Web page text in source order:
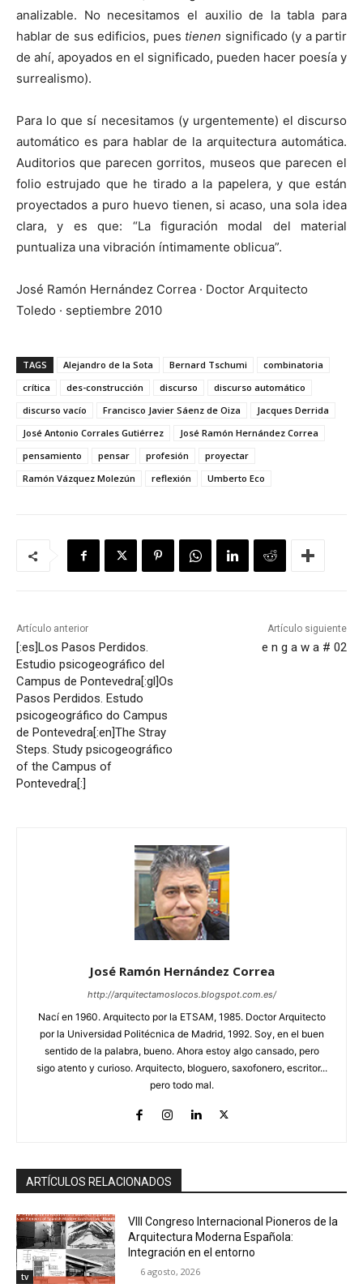
analizable. No necesitamos el auxilio de la tabla para
hablar de sus edificios, pues tienen significado (y a partir
de ahí, apoyados en el significado, pueden hacer poesía y
surrealismo).
Para lo que sí necesitamos (y urgentemente) el discurso
automático es para hablar de la arquitectura automática.
Auditorios que parecen gorritos, museos que parecen el
folio estrujado que he tirado a la papelera, y que están
proyectados a puro huevo tienen, si acaso, una sola idea
clara, y es que: “La figuración modal del material
puntualiza una vibración íntimamente oblicua”.
José Ramón Hernández Correa · Doctor Arquitecto
Toledo · septiembre 2010
TAGS Alejandro de la Sota Bernard Tschumi
combinatoria
crítica
des-construcción discurso
discurso automático
discurso vacío
Francisco Javier Sáenz de Oiza
Jacques Derrida
José Antonio Corrales Gutiérrez
José Ramón Hernández Correa
pensamiento
pensar profesión
proyectar
Ramón Vázquez Molezún
reflexión Umberto Eco
Artículo anterior
[:es]Los Pasos Perdidos.
Estudio psicogeográfico del
Campus de Pontevedra[:gl]Os
Pasos Perdidos. Estudo
psicogeográfico do Campus
de Pontevedra[:en]The Stray
Steps. Study psicogeográfico
of the Campus of
Pontevedra[:]
Artículo siguiente
e n g a w a # 02
José Ramón Hernández Correa
http://arquitectamoslocos.blogspot.com.es/
Nací en 1960. Arquitecto por la ETSAM, 1985. Doctor Arquitecto
por la Universidad Politécnica de Madrid, 1992. Soy, en el buen
sentido de la palabra, bueno. Ahora estoy algo cansado, pero
sigo atento y curioso. Arquitecto, bloguero, saxofonero, escritor...
pero todo mal.
ARTÍCULOS RELACIONADOS
tv
VIII Congreso Internacional Pioneros de la
Arquitectura Moderna Española:
Integración en el entorno
6 agosto, 2026